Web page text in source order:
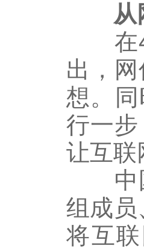
从网
在4
出，
想。
行一
让互联
中国
组成员
将互